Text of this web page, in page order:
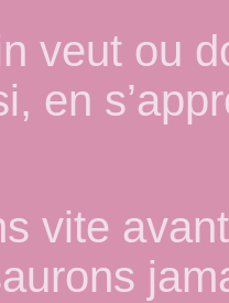
veut ou
en
vite